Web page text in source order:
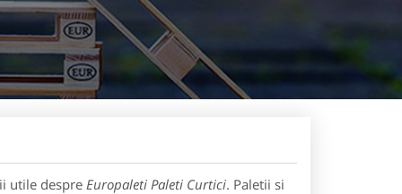
utile despre Europaleti Paleti Curtici. Paletii si